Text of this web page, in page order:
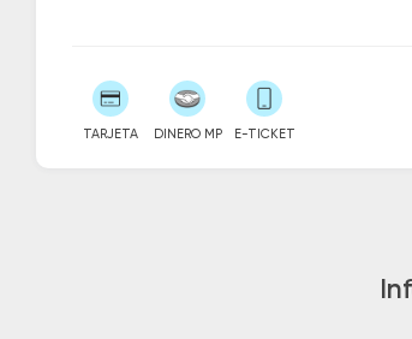
TARJETA DINERO MP E-TICKET